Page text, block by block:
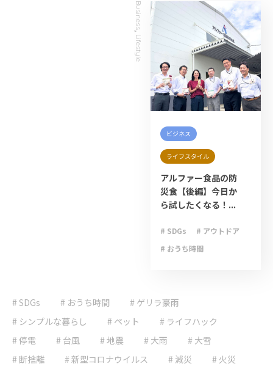
Business
,
Lifestyle
ビジネス
ライフスタイル
アルファー食品の防
災食【後編】今日か
ら試したくなる！...
# SDGs
# アウトドア
# おうち時間
# ライフハック
# 停電
# 台風
# 地震
# 大雨
# 大雪
# SDGs # おうち時間
# ゲリラ豪雨
# シンプルな暮らし
# ペット
# ライフハック
# 停電
# 台風 # 地震 # 大雨
# 大雪
# 断捨離
# 新型コロナウイルス # 減災 # 火災